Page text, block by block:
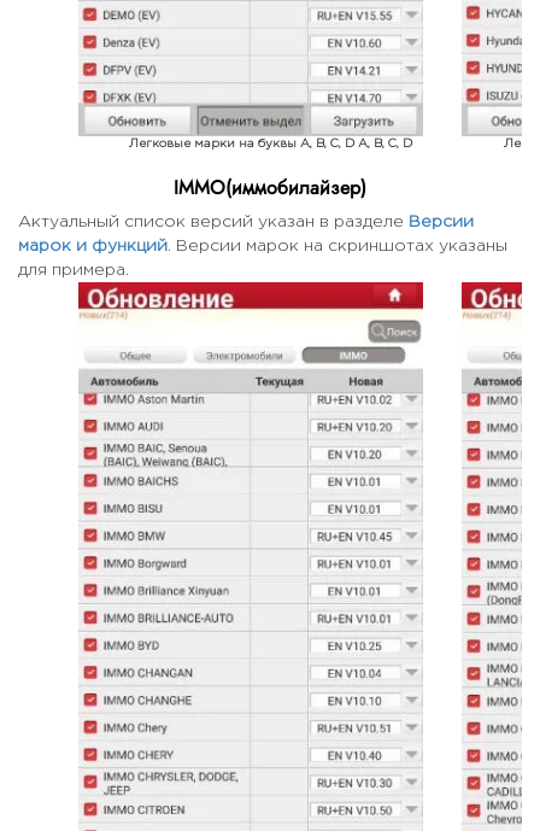
Легковые марки на буквы A, B, C, D A, B, C, D
IMMO(иммобилайзер)
Актуальный список версий указан в разделе Версии
марок и функций . Версии марок на скриншотах указаны
для примера.